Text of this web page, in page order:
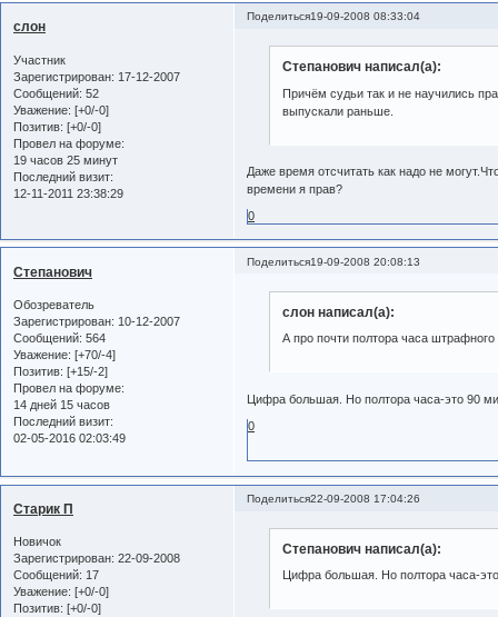
Поделиться19-09-2008 08:33:04
слон
Участник
Зарегистрирован: 17-12-2007
Сообщений: 52
Уважение: [+0/-0]
Позитив: [+0/-0]
Провел на форуме:
19 часов 25 минут
Последний визит:
12-11-2011 23:38:29
Степанович написал(а):
Причём судьи так и не научились
выпускали раньше.
Даже время отсчитать как надо не
времени я прав?
0
Поделиться19-09-2008 20:08:13
Степанович
Обозреватель
Зарегистрирован: 10-12-2007
Сообщений: 564
Уважение: [+70/-4]
Позитив: [+15/-2]
Провел на форуме:
14 дней 15 часов
Последний визит:
02-05-2016 02:03:49
слон написал(а):
А про почти полтора часа
Цифра большая. Но полтора часа-это 90
0
Поделиться22-09-2008 17:04:26
Старик П
Новичок
Зарегистрирован: 22-09-2008
Сообщений: 17
Уважение: [+0/-0]
Позитив: [+0/-0]
Степанович написал(а):
Цифра большая. Но полтора часа-